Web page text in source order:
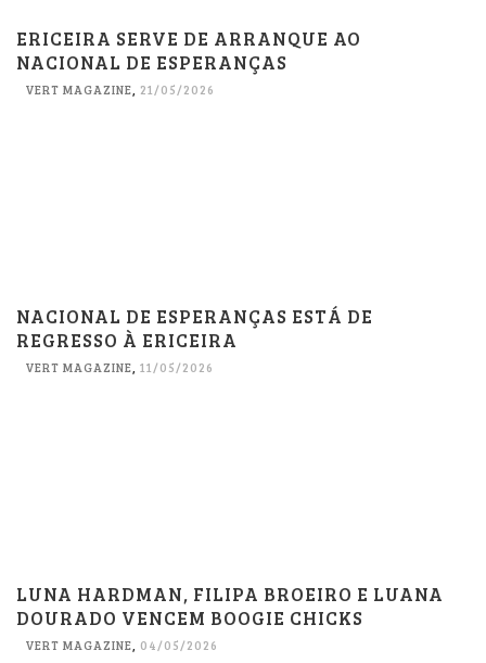
ERICEIRA SERVE DE ARRANQUE AO
NACIONAL DE ESPERANÇAS
VERT MAGAZINE 21/05/2026
NACIONAL DE ESPERANÇAS ESTÁ DE
REGRESSO À ERICEIRA
VERT MAGAZINE, 11/05/2026
LUNA HARDMAN, FILIPA BROEIRO E LUANA
DOURADO VENCEM BOOGIE CHICKS
VERT MAGAZINE, 04/05/2026